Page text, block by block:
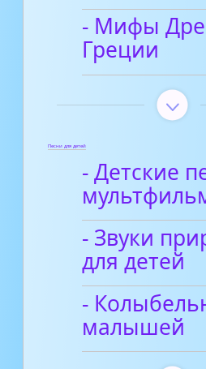
- Мифы
Греции
Песни для детей
- Детские
- Звуки
для детей
-
малышей